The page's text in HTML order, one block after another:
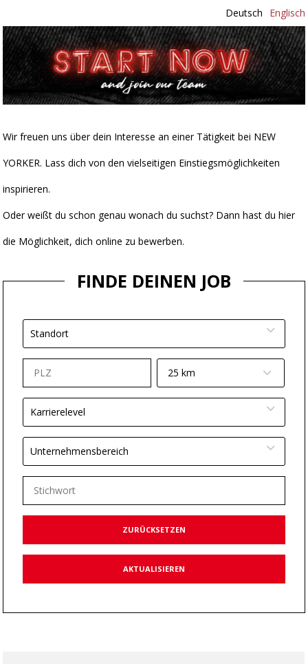
Deutsch Englisch
Wir freuen uns über dein Interesse an einer Tätigkeit bei NEW
YORKER. Lass dich von den vielseitigen Einstiegsmöglichkeiten
inspirieren.
Oder weißt du schon genau wonach du suchst? Dann hast du hier
die Möglichkeit, dich online zu bewerben.
FINDE DEINEN JOB
Standort
25 km
Karrierelevel
Unternehmensbereich
ZURÜCKSETZEN
AKTUALISIEREN